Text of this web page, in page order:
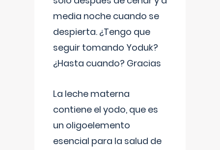
media noche cuando se
despierta. ¿Tengo que
seguir tomando Yoduk?
¿Hasta cuando? Gracias
La leche materna
contiene el yodo, que es
un oligoelemento
esencial para la salud de